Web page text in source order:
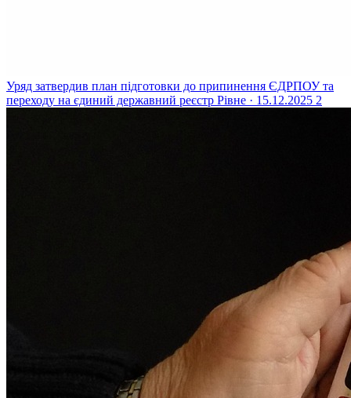
Уряд затвердив план підготовки до припинення ЄДРПОУ та
переходу на єдиний державний реєстр Рівне · 15.12.2025 2